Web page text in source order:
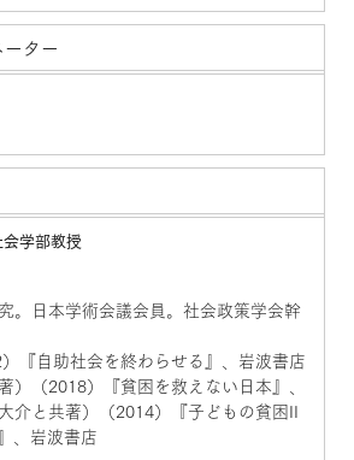
ター
学部教授
。日本学術会議会員。社会政策学会幹
『自助社会を終わらせる』、岩波書店
）（2018）『貧困を救えない日本』、
介と共著）（2014）『子どもの貧困II
、岩波書店